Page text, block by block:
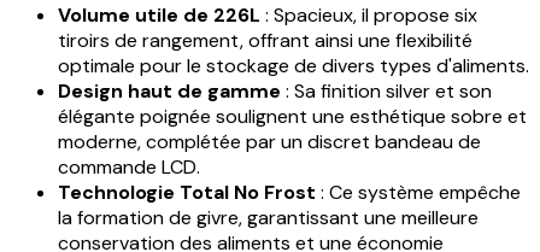
Volume utile de 226L : Spacieux, il propose six
tiroirs de rangement, offrant ainsi une flexibilité
optimale pour le stockage de divers types d'aliments.
Design haut de gamme : Sa finition silver et son
élégante poignée soulignent une esthétique sobre et
moderne, complétée par un discret bandeau de
commande LCD.
Technologie Total No Frost : Ce système empêche
la formation de givre, garantissant une meilleure
conservation des aliments et une économie